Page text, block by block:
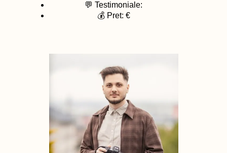
💬 Testimoniale:
💰 Pret: €